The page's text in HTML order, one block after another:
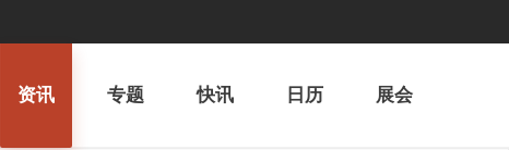
资讯 专题 快讯 日历 展会